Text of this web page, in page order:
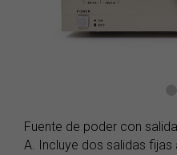
Fuente de poder con
A. Incluye dos salidas fijas